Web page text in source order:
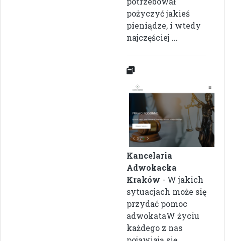
pożyczyć jakieś
pieniądze, i wtedy
najczęściej ...
Kancelaria
Adwokacka
Kraków - W jakich
sytuacjach może się
przydać pomoc
adwokataW życiu
każdego z nas